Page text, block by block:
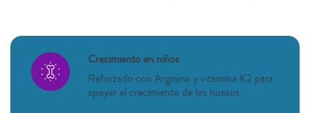
Crecimiento en niños
Reforzado con Arginina y vitamina K2 para
apoyar el crecimiento de los huesos.